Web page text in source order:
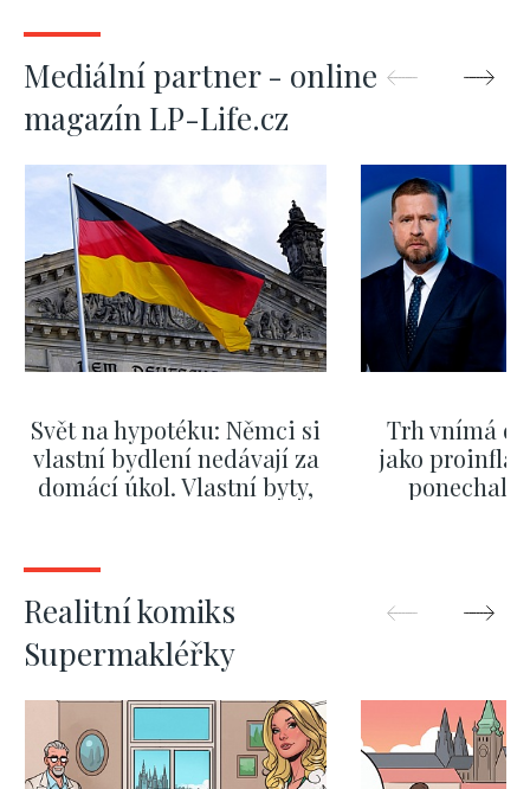
Mediální partner - online
magazín LP-Life.cz
Svět na hypotéku: Němci si
vlastní bydlení nedávají za
domácí úkol. Vlastní byty,
Trh vnímá
jako
ponechali
Realitní komiks
Supermakléřky